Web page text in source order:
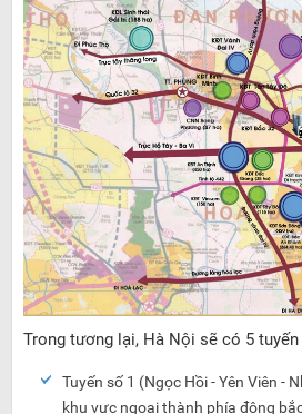
Trong tương lại, Hà Nội sẽ có 5
Tuyến số 1 (Ngọc Hồi - Yên Viên -
khu vực ngoại thành phía đông